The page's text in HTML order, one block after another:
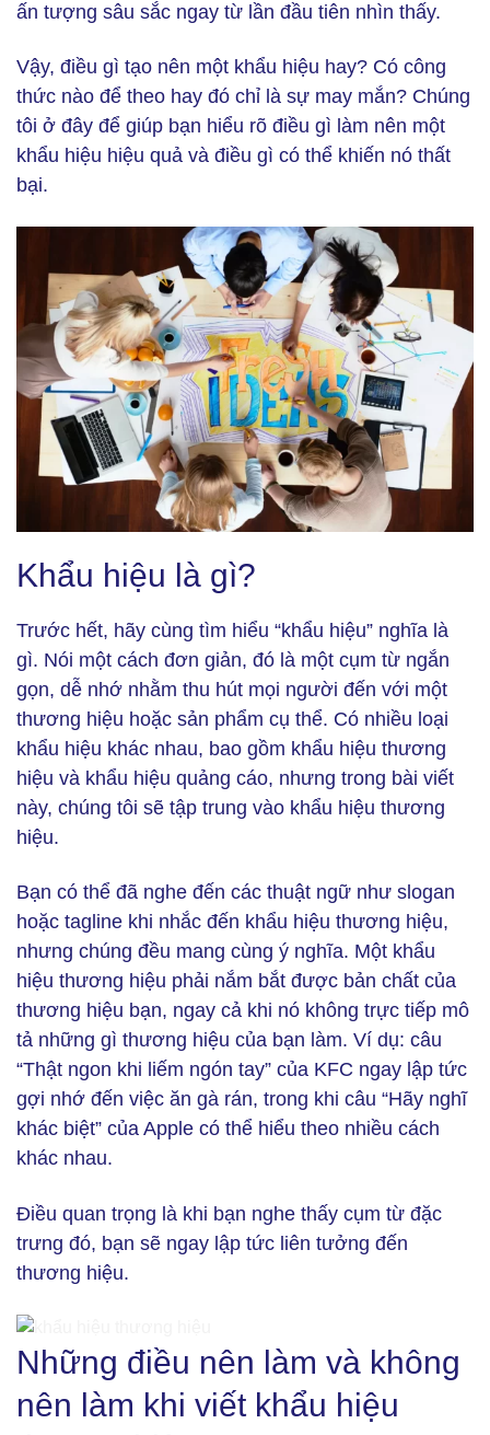
ấn tượng sâu sắc ngay từ lần đầu tiên nhìn thấy.
Vậy, điều gì tạo nên một khẩu hiệu hay? Có công
thức nào để theo hay đó chỉ là sự may mắn? Chúng
tôi ở đây để giúp bạn hiểu rõ điều gì làm nên một
khẩu hiệu hiệu quả và điều gì có thể khiến nó thất
bại.
Khẩu hiệu là gì?
Trước hết, hãy cùng tìm hiểu “khẩu hiệu” nghĩa là
gì. Nói một cách đơn giản, đó là một cụm từ ngắn
gọn, dễ nhớ nhằm thu hút mọi người đến với một
thương hiệu hoặc sản phẩm cụ thể. Có nhiều loại
khẩu hiệu khác nhau, bao gồm khẩu hiệu thương
hiệu và khẩu hiệu quảng cáo, nhưng trong bài viết
này, chúng tôi sẽ tập trung vào khẩu hiệu thương
hiệu.
Bạn có thể đã nghe đến các thuật ngữ như slogan
hoặc tagline khi nhắc đến khẩu hiệu thương hiệu,
nhưng chúng đều mang cùng ý nghĩa. Một khẩu
hiệu thương hiệu phải nắm bắt được bản chất của
thương hiệu bạn, ngay cả khi nó không trực tiếp mô
tả những gì thương hiệu của bạn làm. Ví dụ: câu
“Thật ngon khi liếm ngón tay” của KFC ngay lập tức
gợi nhớ đến việc ăn gà rán, trong khi câu “Hãy nghĩ
khác biệt” của Apple có thể hiểu theo nhiều cách
khác nhau.
Điều quan trọng là khi bạn nghe thấy cụm từ đặc
trưng đó, bạn sẽ ngay lập tức liên tưởng đến
thương hiệu.
Những điều nên làm và không nên làm khi viết khẩu hiệu
thương hiệu (Ảnh: Freepik)
Những điều nên làm và không
nên làm khi viết khẩu hiệu